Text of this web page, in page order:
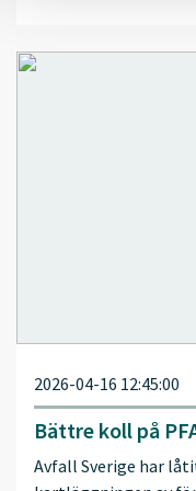
2026-04-16 12:45:00
Bättre koll på
Avfall Sverige har